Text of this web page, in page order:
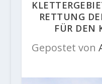
RETTUNG
FÜR DEN
Gepostet von